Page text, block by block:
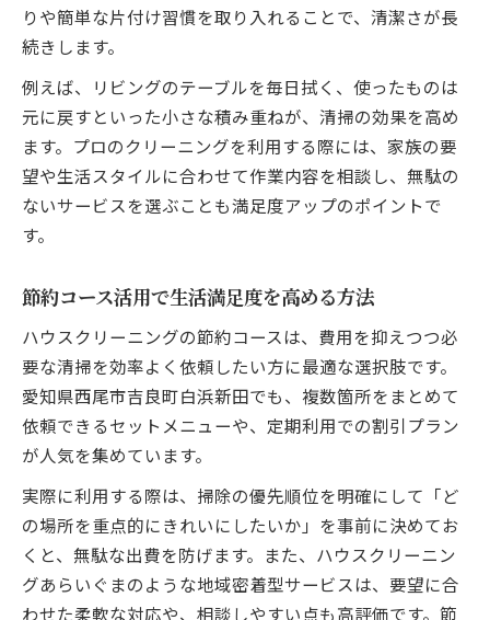
りや簡単な片付け習慣を取り入れることで、清潔さが長
続きします。
例えば、リビングのテーブルを毎日拭く、使ったものは
元に戻すといった小さな積み重ねが、清掃の効果を高め
ます。プロのクリーニングを利用する際には、家族の要
望や生活スタイルに合わせて作業内容を相談し、無駄の
ないサービスを選ぶことも満足度アップのポイントで
す。
節約コース活用で生活満足度を高める方法
ハウスクリーニングの節約コースは、費用を抑えつつ必
要な清掃を効率よく依頼したい方に最適な選択肢です。
愛知県西尾市吉良町白浜新田でも、複数箇所をまとめて
依頼できるセットメニューや、定期利用での割引プラン
が人気を集めています。
実際に利用する際は、掃除の優先順位を明確にして「ど
の場所を重点的にきれいにしたいか」を事前に決めてお
くと、無駄な出費を防げます。また、ハウスクリーニン
グあらいぐまのような地域密着型サービスは、要望に合
わせた柔軟な対応や、相談しやすい点も高評価です。節